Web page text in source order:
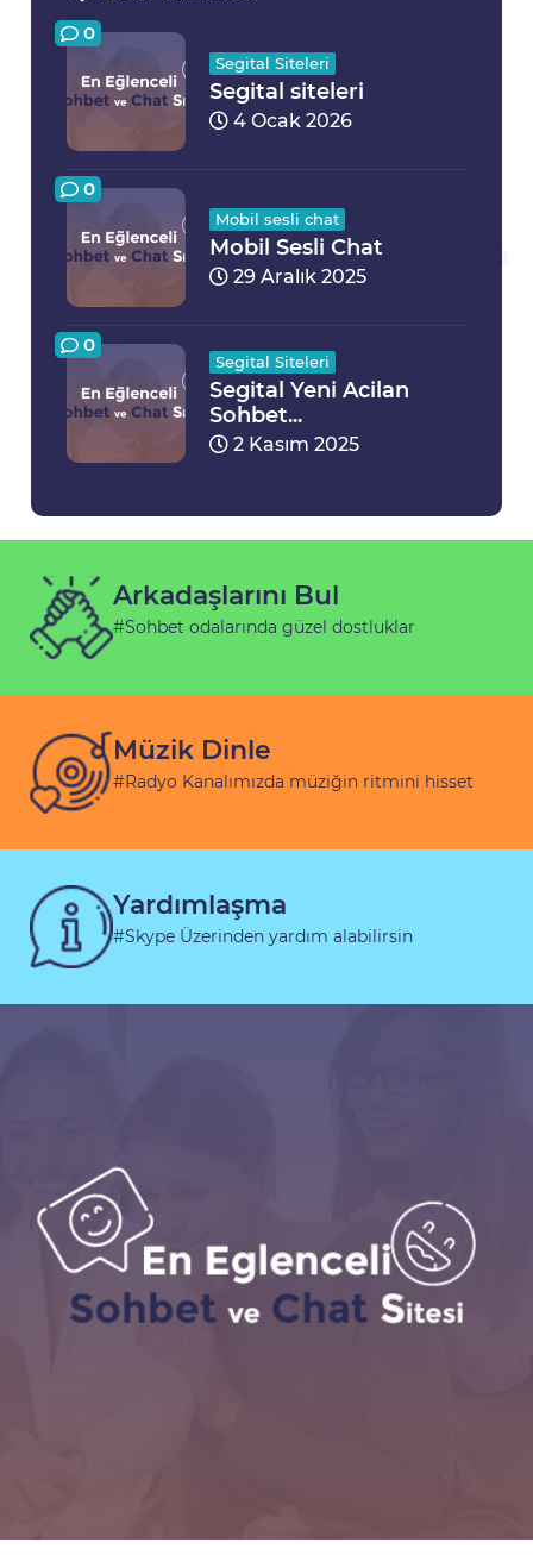
0
Segital Siteleri
Segital siteleri
4 Ocak 2026
0
Mobil sesli chat
Mobil Sesli Chat
29 Aralık 2025
0
Segital Siteleri
Segital Yeni Acilan
Sohbet...
2 Kasım 2025
Arkadaşlarını Bul
#Sohbet odalarında güzel dostluklar
Müzik Dinle
#Radyo Kanalımızda müziğin ritmini hisset
Yardımlaşma
#Skype Üzerinden yardım alabilirsin